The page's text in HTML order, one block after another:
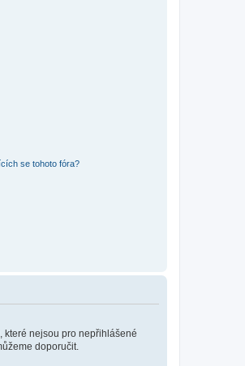
se tohoto fóra?
které nejsou pro nepřihlášené
doporučit.